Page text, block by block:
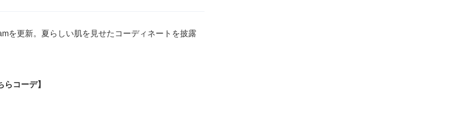
を更新。夏らしい肌を見せたコーディネートを披露
コーデ】